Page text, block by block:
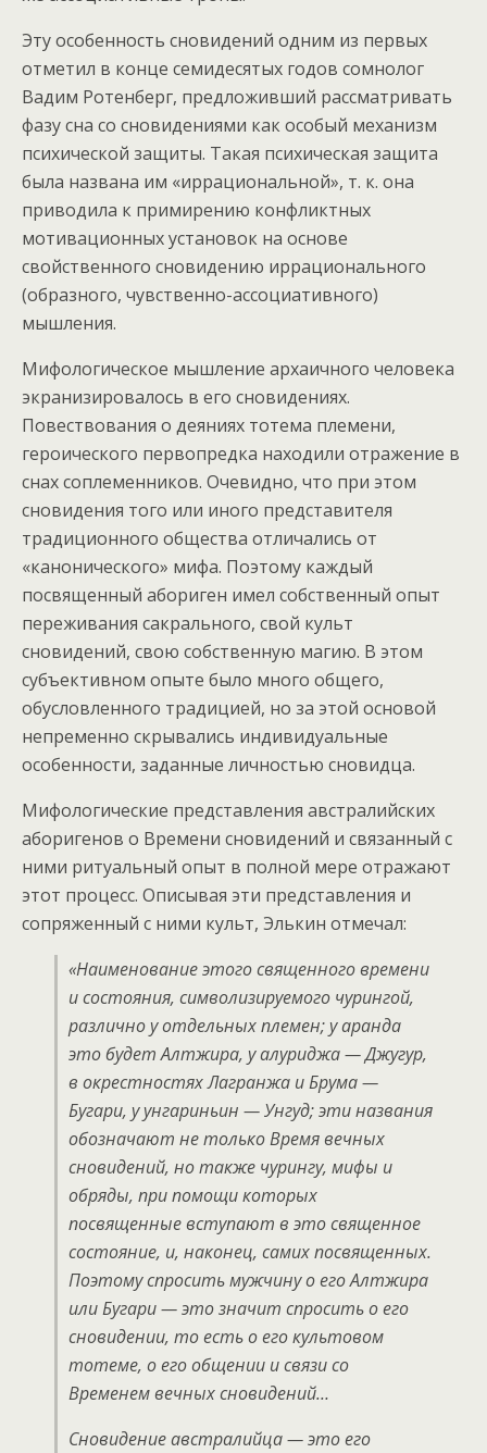
Эту особенность сновидений одним из первых
отметил в конце семидесятых годов сомнолог
Вадим Ротенберг, предложивший рассматривать
фазу сна со сновидениями как особый механизм
психической защиты. Такая психическая защита
была названа им «иррациональной», т. к. она
приводила к примирению конфликтных
мотивационных установок на основе
свойственного сновидению иррационального
(образного, чувственно-ассоциативного)
мышления.
Мифологическое мышление архаичного человека
экранизировалось в его сновидениях.
Повествования о деяниях тотема племени,
героического первопредка находили отражение в
снах соплеменников. Очевидно, что при этом
сновидения того или иного представителя
традиционного общества отличались от
«канонического» мифа. Поэтому каждый
посвященный абориген имел собственный опыт
переживания сакрального, свой культ
сновидений, свою собственную магию. В этом
субъективном опыте было много общего,
обусловленного традицией, но за этой основой
непременно скрывались индивидуальные
особенности, заданные личностью сновидца.
Мифологические представления австралийских
аборигенов о Времени сновидений и связанный с
ними ритуальный опыт в полной мере отражают
этот процесс. Описывая эти представления и
сопряженный с ними культ, Элькин отмечал:
«Наименование этого священного времени
и состояния, символизируемого чурингой,
различно у отдельных племен; у аранда
это будет Алтжира, у алуриджа — Джугур,
в окрестностях Лагранжа и Брума —
Бугари, у унгариньин — Унгуд; эти названия
обозначают не только Время вечных
сновидений, но также чурингу, мифы и
обряды, при помощи которых
посвященные вступают в это священное
состояние, и, наконец, самих посвященных.
Поэтому спросить мужчину о его Алтжира
или Бугари — это значит спросить о его
сновидении, то есть о его культовом
тотеме, о его общении и связи со
Временем вечных сновидений…
Сновидение австралийца — это его